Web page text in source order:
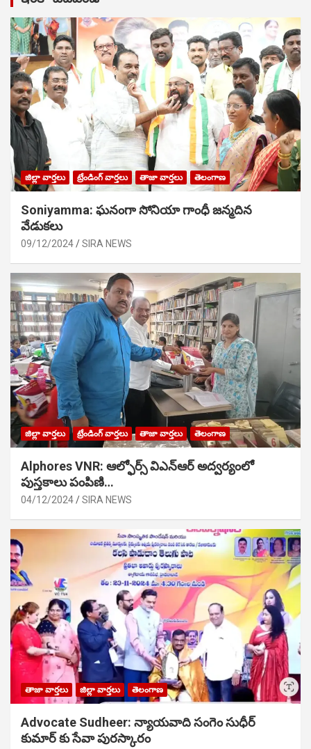
జిల్లా వార్తలు ట్రేండింగ్ వార్తలు తాజా వార్తలు తెలంగాణ
Soniyamma: ఘ‌నంగా సోనియా గాంధీ జ‌న్మ‌దిన
వేడుక‌లు
09/12/2024 SIRA NEWS
జిల్లా వార్తలు ట్రేండింగ్ వార్తలు తాజా వార్తలు తెలంగాణ
Alphores VNR: ఆల్ఫోర్స్ విఎన్ఆర్ అద్వర్యంలో
పుస్తకాలు పంపిణి…
04/12/2024 SIRA NEWS
తాజా వార్తలు జిల్లా వార్తలు తెలంగాణ
Advocate Sudheer: న్యాయవాది సంగెం సుధీర్
కుమార్ కు సేవా పురస్కారం